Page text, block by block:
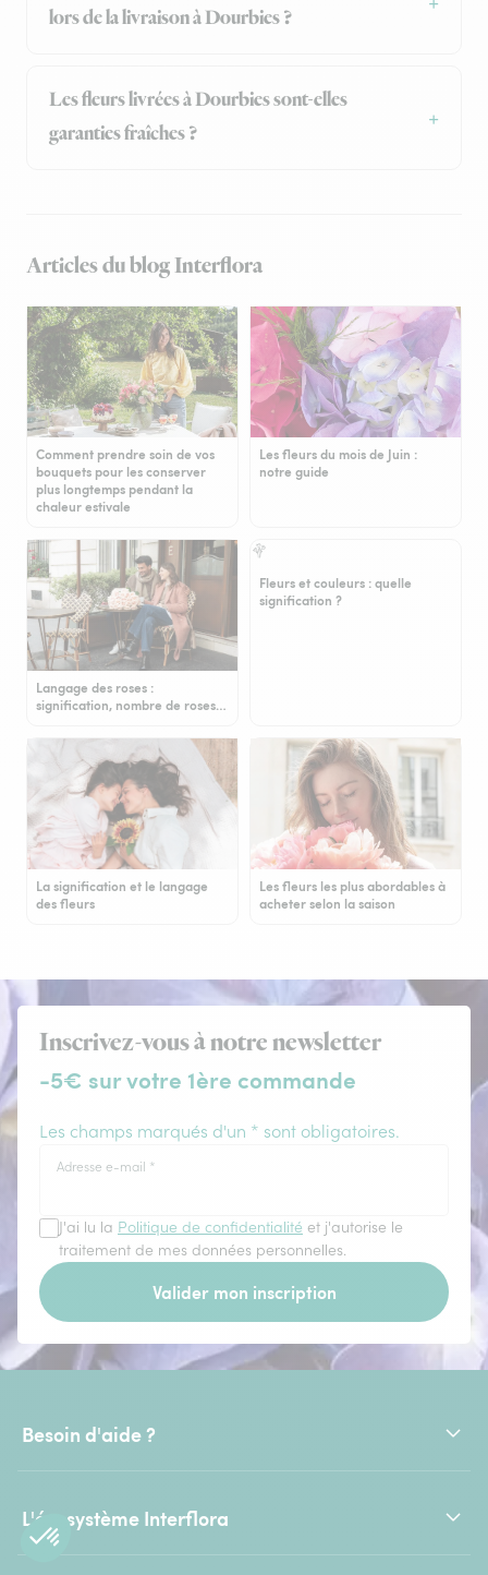
lors de la livraison à Dourbies ?
Les fleurs livrées à Dourbies sont-elles
garanties fraîches ?
Articles du blog Interflora
Comment prendre soin de vos
bouquets pour les conserver
plus longtemps pendant la
chaleur estivale
Les fleurs du mois de Juin :
notre guide
Langage des roses :
signification, nombre de roses…
Fleurs et couleurs : quelle
signification ?
La signification et le langage
des fleurs
Les fleurs les plus abordables à
acheter selon la saison
Inscrivez-vous à notre newsletter
-5€ sur votre 1ère commande
Les champs marqués d'un * sont obligatoires.
Adresse e-mail *
J'ai lu la Politique de confidentialité et j'autorise le
traitement de mes données personnelles.
Valider mon inscription
Besoin d'aide ?
L'écosystème Interflora